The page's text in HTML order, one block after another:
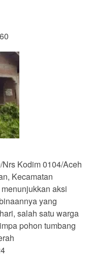
Kodim 0104/Aceh
Kecamatan
aksi
yang
salah satu warga
pohon tumbang